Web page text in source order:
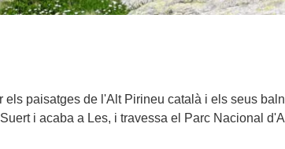
paisatges de l'Alt Pirineu català i els seus
i acaba a Les, i travessa el Parc Nacional